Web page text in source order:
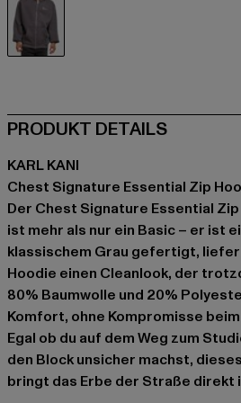
PRODUKT DETAILS
KARL KANI
Chest Signature Essential Zip
Der Chest Signature Essential Zip
ist mehr als nur ein Basic – er ist
klassischem Grau gefertigt,
Hoodie einen Cleanlook, der
80% Baumwolle und 20%
Komfort, ohne Kompromisse
Egal ob du auf dem Weg zum
den Block unsicher machst,
bringt das Erbe der Straße direkt